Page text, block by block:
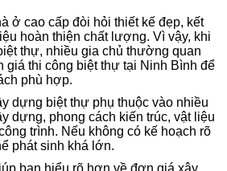
ở cao cấp đòi hỏi thiết kế đẹp, kết
hoàn thiện chất lượng. Vì vậy, khi
thự, nhiều gia chủ thường quan
giá thi công biệt thự tại Ninh Bình để
phù hợp.
dựng biệt thự phụ thuộc vào nhiều
dựng, phong cách kiến trúc, vật liệu
trình. Nếu không có kế hoạch rõ
phát sinh khá lớn.